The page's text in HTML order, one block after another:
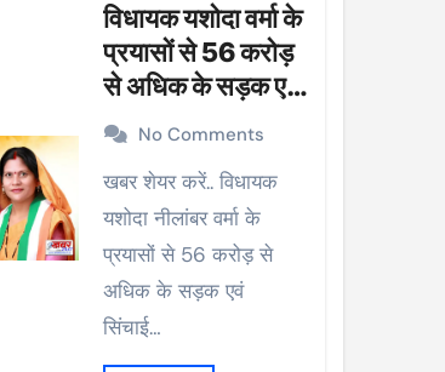
विधायक यशोदा वर्मा के
प्रयासों से 56 करोड़
से अधिक के सड़क एवं
सिंचाई कार्यों को मिली
प्रशासकीय स्वीकृति
No Comments
खबर शेयर करें.. विधायक
यशोदा नीलांबर वर्मा के
प्रयासों से 56 करोड़ से
अधिक के सड़क एवं
सिंचाई…